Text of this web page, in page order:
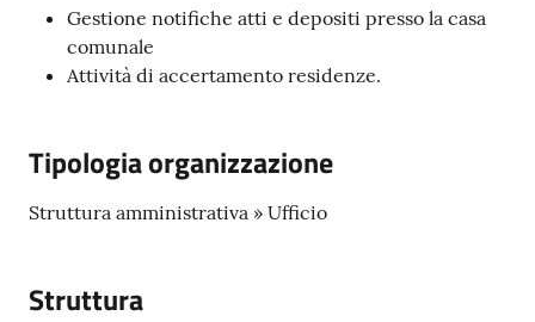
o
e
i
Gestione notifiche atti e depositi presso la casa
comunale
Attività di accertamento residenze.
Tipologia organizzazione
Struttura amministrativa » Ufficio
Struttura